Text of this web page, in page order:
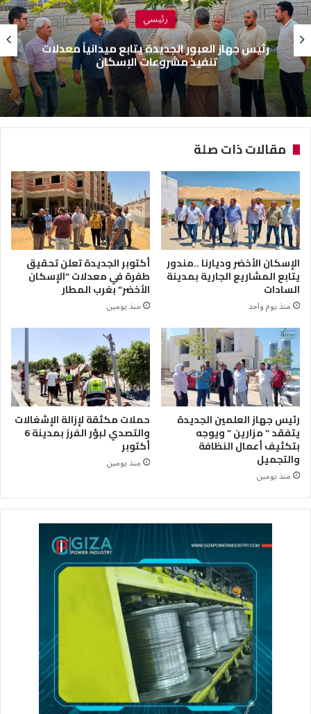
رئيسي
رئيس جهاز العبور الجديدة يتابع ميدانياً معدلات
تنفيذ مشروعات الإسكان
مقالات ذات صلة
الإسكان الأخضر وديارنا ..مندور
يتابع المشاريع الجارية بمدينة
السادات
منذ يوم واحد
أكتوبر الجديدة تعلن تحقيق
طفرة في معدلات “الإسكان
الأخضر” بغرب المطار
منذ يومين
رئيس جهاز العلمين الجديدة
يتفقد ” مزارين ” ويوجه
بتكثيف أعمال النظافة
والتجميل
منذ يومين
حملات مكثقة لإزالة الإشغالات
والتصدي لبؤر الفرز بمدينة 6
أكتوبر
منذ يومين